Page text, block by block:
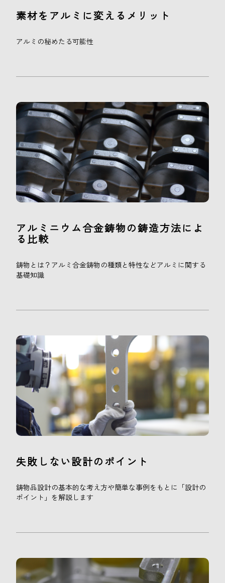
素材をアルミに変えるメリット
アルミの秘めたる可能性
アルミニウム合金鋳物の鋳造方法によ
る比較
鋳物とは？アルミ合金鋳物の種類と特性などアルミに関する
基礎知識
失敗しない設計のポイント
鋳物品設計の基本的な考え方や簡単な事例をもとに「設計の
ポイント」を解説します